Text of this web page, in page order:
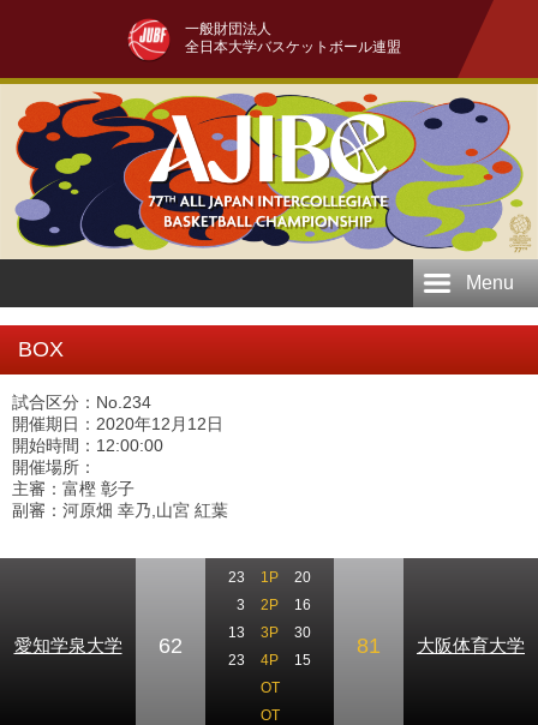
一般財団法人
全日本大学バスケットボール連盟
Menu
BOX
試合区分：No.234
開催期日：2020年12月12日
開始時間：12:00:00
開催場所：
主審：富樫 彰子
副審：河原畑 幸乃,山宮 紅葉
愛知学泉大学 62
23 1P
20
3
2P
16
13
3P
30
23
4P
15
OT
OT
81 大阪体育大学